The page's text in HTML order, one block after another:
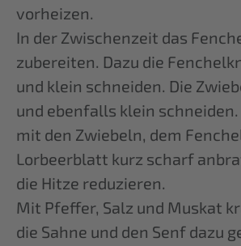
vorheizen.
In der Zwischenzeit das
zubereiten. Dazu die
und klein schneiden. Die
und ebenfalls klein
mit den Zwiebeln, dem
Lorbeerblatt kurz scharf
die Hitze reduzieren.
Mit Pfeffer, Salz und Muskat
die Sahne und den Senf dazu